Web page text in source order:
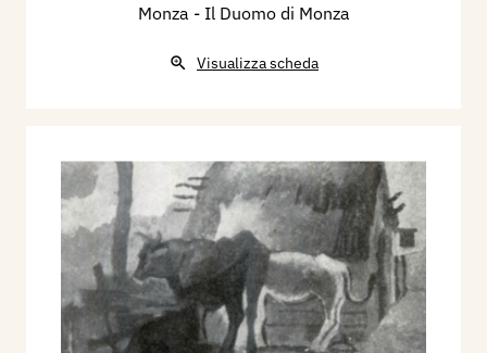
Monza - Il Duomo di Monza
Visualizza scheda